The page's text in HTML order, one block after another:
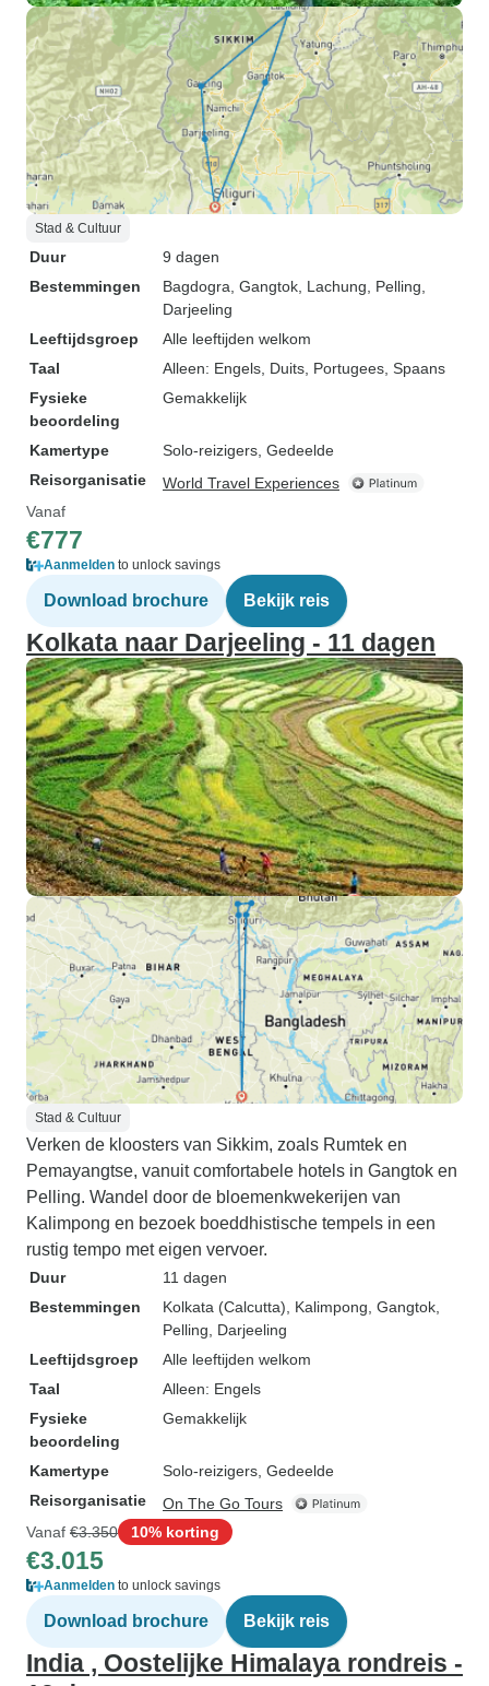
Stad & Cultuur
Duur
9 dagen
Bestemmingen
Bagdogra , Gangtok , Lachung , Pelling
Darjeeling
Leeftijdsgroep
Alle leeftijden welkom
Taal
Alleen: Engels, Duits, Portugees, Spaans
Fysieke
beoordeling
Gemakkelijk
Kamertype
Solo-reizigers, Gedeelde
Reisorganisatie
World Travel Experiences
Vanaf
€777
Aanmelden to unlock savings
Download brochure Bekijk reis
Kolkata naar Darjeeling - 11 dagen
Stad & Cultuur
Verken de kloosters van Sikkim, zoals Rumtek en
Pemayangtse, vanuit comfortabele hotels in Gangtok en
Pelling. Wandel door de bloemenkwekerijen van
Kalimpong en bezoek boeddhistische tempels in een
rustig tempo met eigen vervoer.
Duur
11 dagen
Bestemmingen
Kolkata (Calcutta) , Kalimpong , Gangtok
Pelling , Darjeeling
Leeftijdsgroep
Alle leeftijden welkom
Taal
Alleen: Engels
Fysieke
beoordeling
Gemakkelijk
Kamertype
Solo-reizigers, Gedeelde
Reisorganisatie
On The Go Tours
Vanaf €3.350 10% korting
€3.015
Aanmelden to unlock savings
Download brochure Bekijk reis
India , Oostelijke Himalaya rondreis -